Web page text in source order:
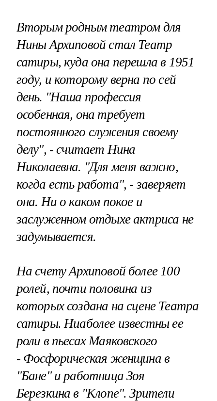
Вторым родным театром для
Нины Архиповой стал Театр
сатиры, куда она перешла в 1951
году, и которому верна по сей
день. "Наша профессия
особенная, она требует
постоянного служения своему
делу", - считает Нина
Николаевна. "Для меня важно,
когда есть работа", - заверяет
она. Ни о каком покое и
заслуженном отдыхе актриса не
задумывается.
На счету Архиповой более 100
ролей, почти половина из
которых создана на сцене Театра
сатиры. Ниаболее известны ее
роли в пьесах Маяковского
- Фосфорическая женщина в
"Бане" и работница Зоя
Березкина в "Клопе". Зрители